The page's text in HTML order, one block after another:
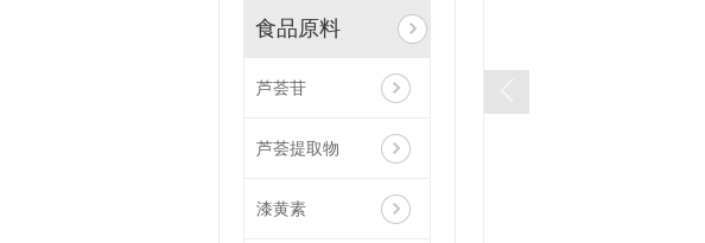
食品原料
芦荟苷
芦荟提取物
漆黄素